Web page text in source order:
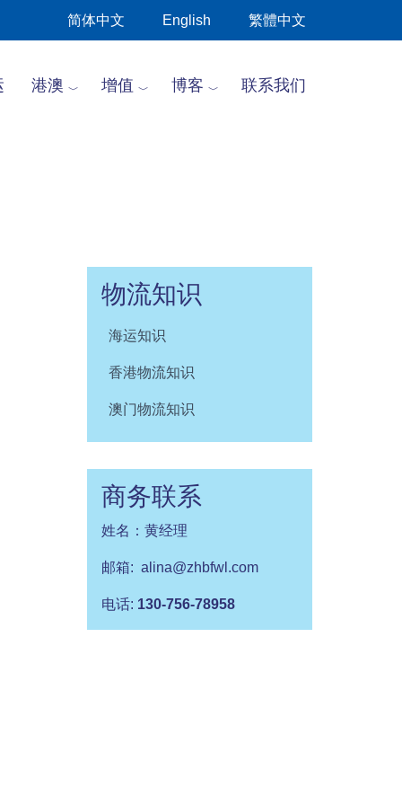
简体中文 English 繁體中文
港澳 增值 博客 联系我们
物流知识
海运知识
香港物流知识
澳门物流知识
商务联系
姓名：黄经理
邮箱: alina@zhbfwl.com
电话: 130-756-78958